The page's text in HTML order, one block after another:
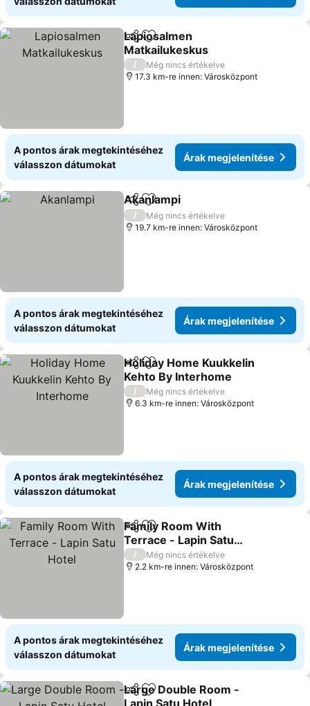
Megosztás
Hozzáadás a kedvencekhez
Lapiosalmen
Matkailukeskus
/
Még nincs értékelve
17.3 km-re innen: Városközpont
A pontos árak megtekintéséhez
válasszon dátumokat
Árak megjelenítése
Megosztás
Hozzáadás a kedvencekhez
Akanlampi
/
Még nincs értékelve
19.7 km-re innen: Városközpont
A pontos árak megtekintéséhez
válasszon dátumokat
Árak megjelenítése
Megosztás
Hozzáadás a kedvencekhez
Holiday Home Kuukkelin
Kehto By Interhome
/
Még nincs értékelve
6.3 km-re innen: Városközpont
A pontos árak megtekintéséhez
válasszon dátumokat
Árak megjelenítése
Megosztás
Hozzáadás a kedvencekhez
Family Room With
Terrace - Lapin Satu
Hotel
/
Még nincs értékelve
2.2 km-re innen: Városközpont
A pontos árak megtekintéséhez
válasszon dátumokat
Árak megjelenítése
Megosztás
Hozzáadás a kedvencekhez
Large Double Room -
Lapin Satu Hotel